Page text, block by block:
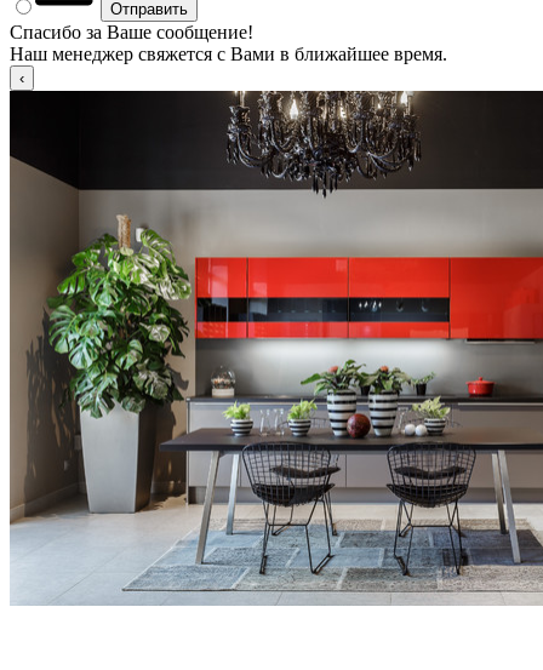
Спасибо за Ваше сообщение!
Наш менеджер свяжется с Вами в ближайшее время.